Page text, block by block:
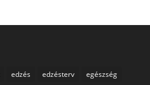
edzés edzésterv
egészség